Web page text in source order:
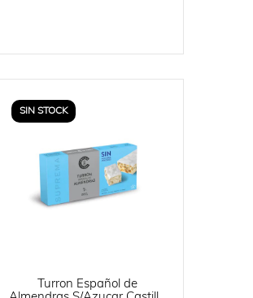
SIN STOCK
Turron Español de